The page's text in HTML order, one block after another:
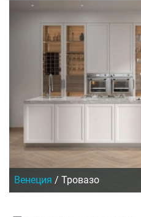
Венеция / Тровазо